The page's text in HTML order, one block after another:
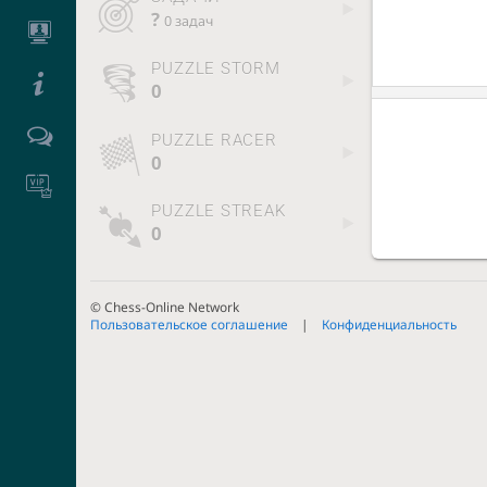
? 0 задач
PUZZLE STORM
0
PUZZLE RACER
0
PUZZLE STREAK
0
© Chess-Online Network
Пользовательское соглашение
Конфиденциальность